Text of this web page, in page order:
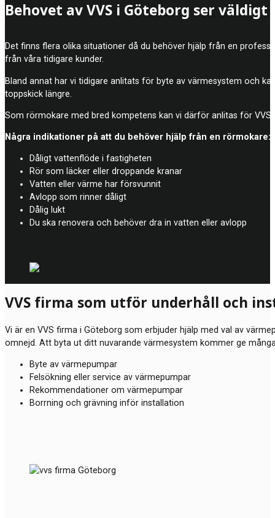
Behovet av VVS i Göteborg ser
Det finns flera olika situationer då du behöver hjälp från en
från våra tidigare kunder.
Bland annat har vi tidigare anlitats för byte av värmesystem och
toppskick längre.
Som rörmokare med bred kompetens kan vi därför anlitas för
Några indikationer på att du behöver hjälp från en rörmokare:
Dåligt vattenflöde i fastigheten
Rör som läcker eller droppande kranar
Vatten eller värme har försvunnit
Avlopp som rinner dåligt
Dålig lukt
Du ska renovera och behöver dra in vatten eller avlopp
VVS firma som utför underhåll och
Vi är en VVS firma i Göteborg som erbjuder hjälp med val av
omnejd. Att byta ut ditt nuvarande värmesystem kommer ge
Byte av värmepumpar
Felsökning eller service av värmepumpar
Rekommendationer om värmepumpar
Borrning och grävning inför installation